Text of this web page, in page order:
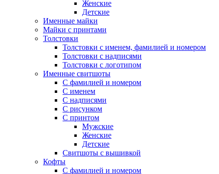
Женские
Детские
Именные майки
Майки с принтами
Толстовки
Толстовки с именем, фамилией и номером
Толстовки с надписями
Толстовки с логотипом
Именные свитшоты
С фамилией и номером
С именем
С надписями
С рисунком
С принтом
Мужские
Женские
Детские
Свитшоты с вышивкой
Кофты
С фамилией и номером